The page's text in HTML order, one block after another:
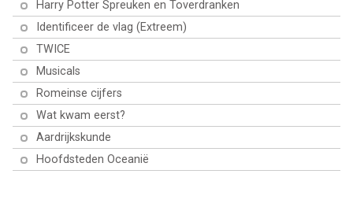
Harry Potter Spreuken en Toverdranken
Identificeer de vlag (Extreem)
TWICE
Musicals
Romeinse cijfers
Wat kwam eerst?
Aardrijkskunde
Hoofdsteden Oceanië